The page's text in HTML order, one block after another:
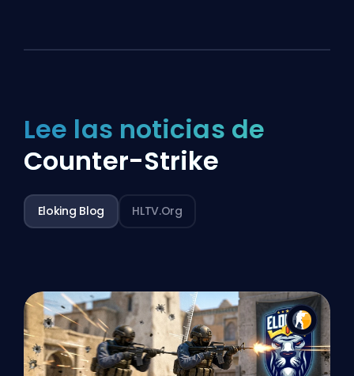
Lee las noticias de
Counter-Strike
Eloking Blog HLTV.org